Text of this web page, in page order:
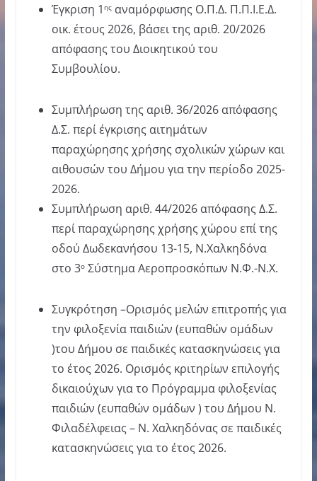
Έγκριση 1 ηςαναμόρφωσης Ο.Π.Δ. Π.Π.Ι.Ε.Δ.
οικ. έτους 2026, βάσει της αριθ. 20/2026
απόφασης του Διοικητικού του
Συμβουλίου.
Συμπλήρωση της αριθ. 36/2026 απόφασης
Δ.Σ. περί έγκρισης αιτημάτων
παραχώρησης χρήσης σχολικών χώρων και
αιθουσών του Δήμου για την περίοδο 2025-
2026.
Συμπλήρωση αριθ. 44/2026 απόφασης Δ.Σ.
περί παραχώρησης χρήσης χώρου επί της
οδού Δωδεκανήσου 13-15, Ν.Χαλκηδόνα
στο 3οΣύστημα Αεροπροσκόπων Ν.Φ.-Ν.Χ.
Συγκρότηση –Ορισμός μελών επιτροπής για
την φιλοξενία παιδιών (ευπαθών ομάδων
)του Δήμου σε παιδικές κατασκηνώσεις για
το έτος 2026. Ορισμός κριτηρίων επιλογής
δικαιούχων για το Πρόγραμμα φιλοξενίας
παιδιών (ευπαθών ομάδων ) του Δήμου Ν.
Φιλαδέλφειας – Ν. Χαλκηδόνας σε παιδικές
κατασκηνώσεις για το έτος 2026.